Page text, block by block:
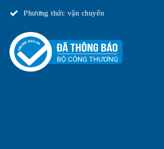
Phương thức vận chuyển